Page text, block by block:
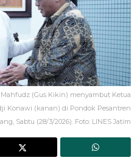
(Gus Kikin) menyambut Ketua
Konawi (kanan) di Pondok Pesantren
Sabtu (28/3/2026). Foto: LINES Jatim